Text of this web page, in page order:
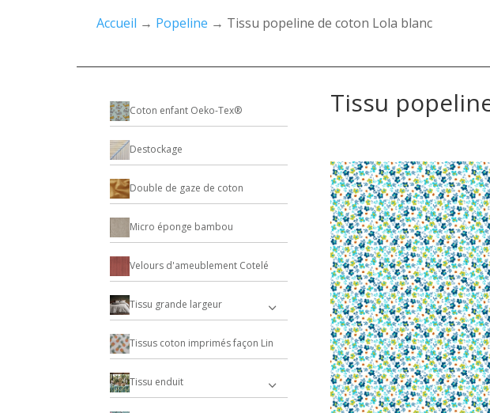
Accueil → Popeline → Tissu popeline de coton Lola blanc
Coton enfant Oeko-Tex®
Destockage
Double de gaze de coton
Micro éponge bambou
Velours d'ameublement Cotelé
Tissu grande largeur
Tissus coton imprimés façon Lin
Tissu enduit
Tissu